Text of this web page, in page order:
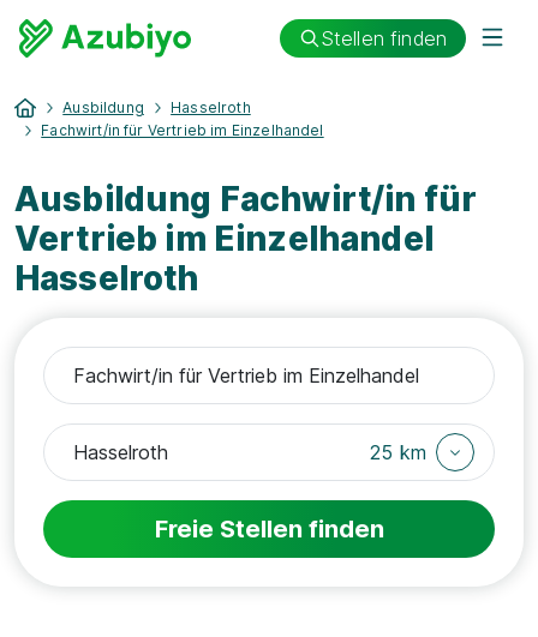
Stellen finden
Ausbildung
Hasselroth
Fachwirt/in für Vertrieb im Einzelhandel
Ausbildung Fachwirt/in für
Vertrieb im Einzelhandel
Hasselroth
25 km
Freie Stellen finden